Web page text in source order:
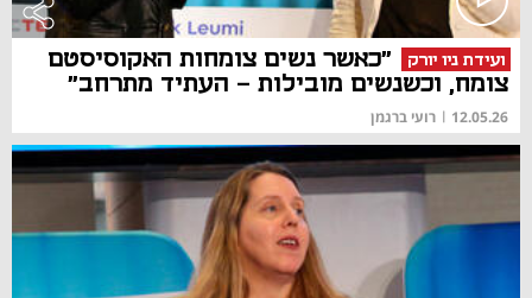
ועידת ניו יורק
"כאשר נשים צומחות האקוסיסטם
צומח, וכשנשים מובילות - העתיד מתרחב"
12.05.26
| רועי ברגמן